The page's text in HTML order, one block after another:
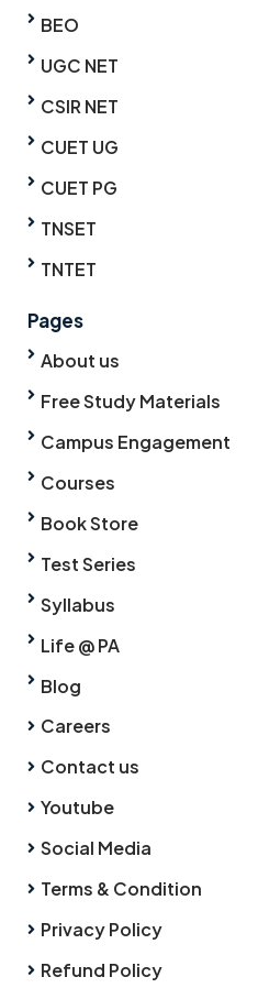
BEO
UGC NET
CSIR NET
CUET UG
CUET PG
TNSET
TNTET
Pages
About us
Free Study Materials
Campus Engagement
Courses
Book Store
Test Series
Syllabus
Life @ PA
Blog
Careers
Contact us
Youtube
Social Media
Terms & Condition
Privacy Policy
Refund Policy